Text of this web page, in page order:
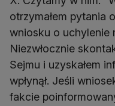
otrzymałem pytania
wniosku o uchylenie
Niezwłocznie
Sejmu i uzyskałem
wpłynął. Jeśli
fakcie